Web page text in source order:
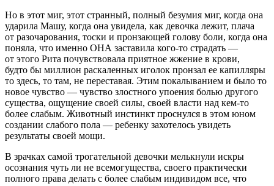
Но в этот миг, этот странный, полный безумия миг, когда она
ударила Машу, когда она увидела, как девочка лежит, плача
от разочарования, тоски и пронзающей голову боли, когда она
поняла, что именно ОНА заставила кого-то страдать —
от этого Рита почувствовала приятное жжение в крови,
будто бы миллион раскаленных иголок пронзал ее капилляры
то здесь, то там, не переставая. Этим покалыванием и было то
новое чувство — чувство злостного упоения болью другого
существа, ощущение своей силы, своей власти над кем-то
более слабым. Животный инстинкт проснулся в этом юном
создании слабого пола — ребенку захотелось увидеть
результаты своей мощи.
В зрачках самой трогательной девочки мелькнули искры
осознания чуть ли не всемогущества, своего практически
полного права делать с более слабым индивидом все, что